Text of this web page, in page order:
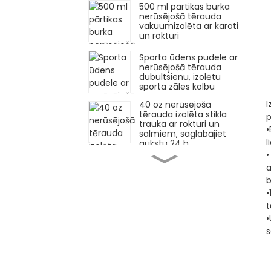
500 ml pārtikas burka
nerūsējošā tērauda
vakuumizolēta ar karoti
un rokturi
Sporta ūdens pudele ar
nerūsējošā tērauda
dubultsienu, izolētu
sporta zāles kolbu
40 oz nerūsējošā
tērauda izolēta stikla
trauka ar rokturi un
salmiem, saglabājiet
aukstu 24 h
18/10 Nerūsējošā